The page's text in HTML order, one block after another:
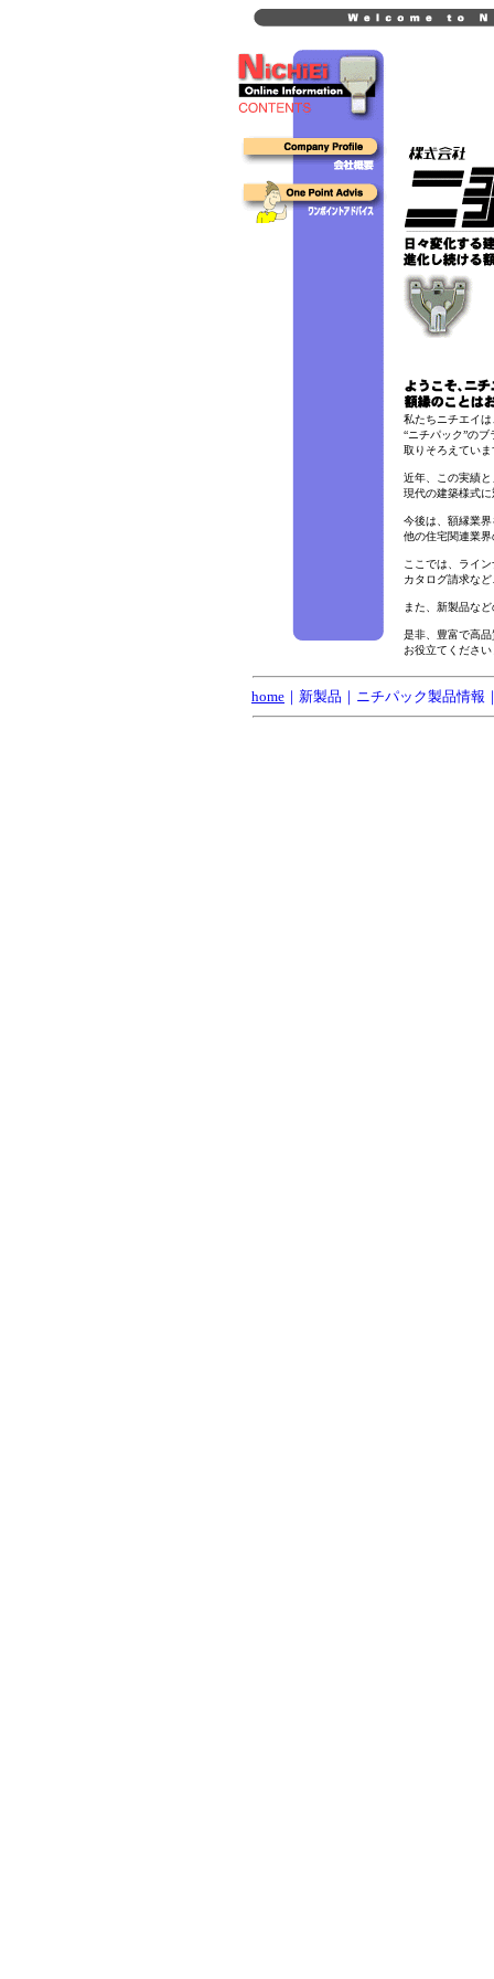
私たちニチエイ
“ニチパック”の
取りそろえていま
近年、この実績
現代の建築様式
今後は、額縁業
他の住宅関連業
ここでは、ライ
カタログ請求な
また、新製品な
是非、豊富で高
お役立てくださ
home ｜新製品｜ニチパック製品情報